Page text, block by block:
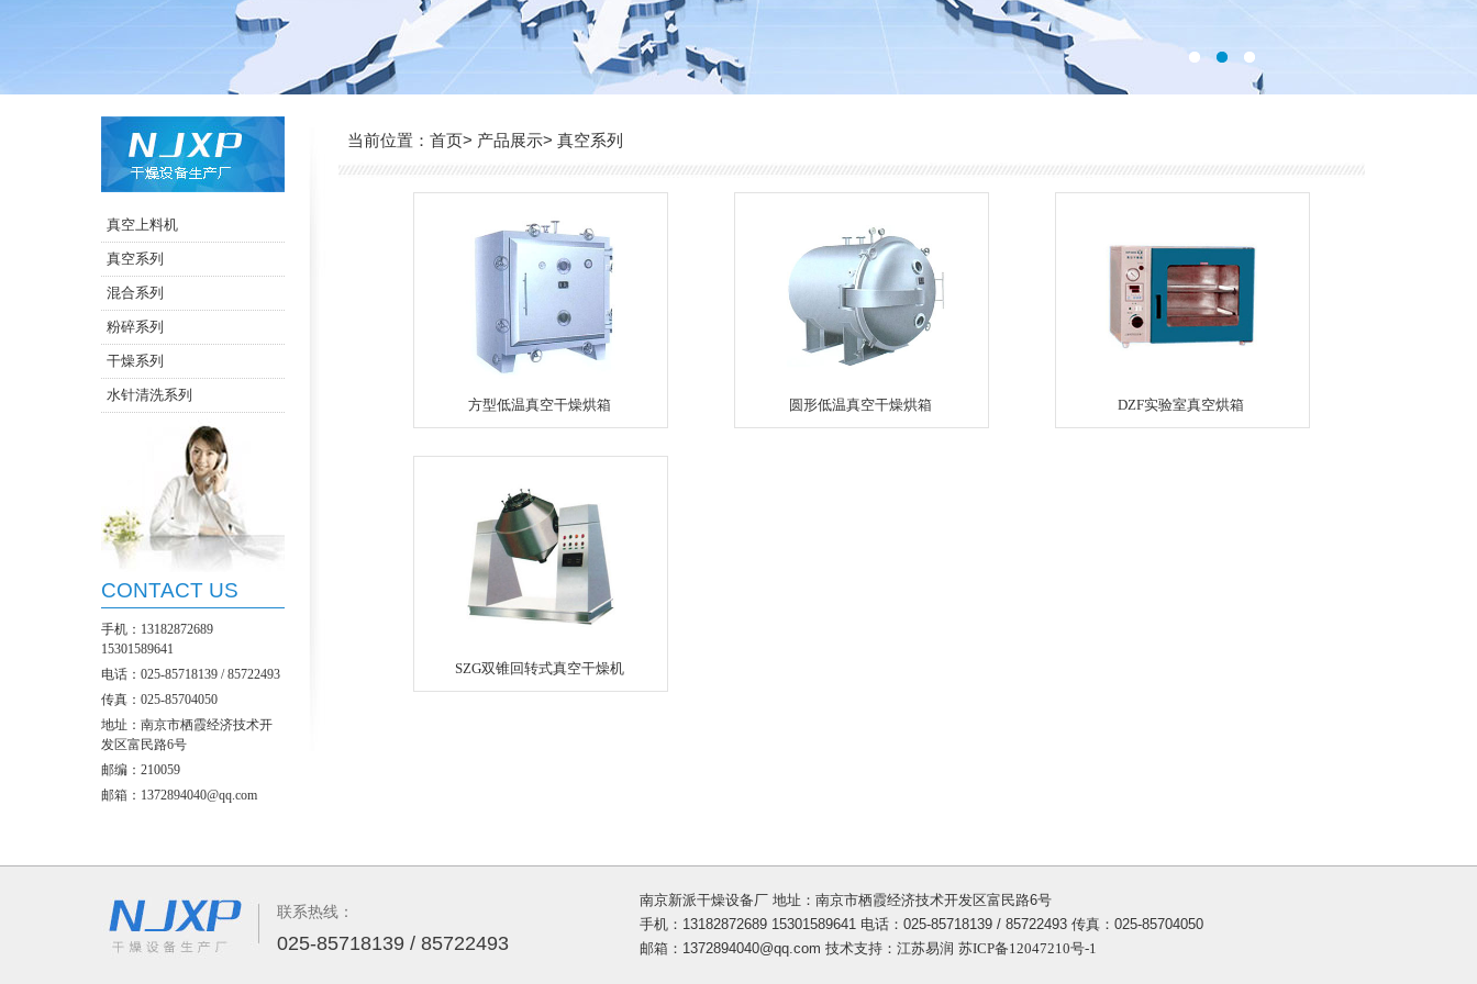
真空上料机
真空系列
混合系列
粉碎系列
干燥系列
水针清洗系列
CONTACT US
手机：13182872689
15301589641
电话：025-85718139 / 85722493
传真：025-85704050
地址：南京市栖霞经济技术开
发区富民路6号
邮编：210059
邮箱：1372894040@qq.com
当前位置： 首页> 产品展示> 真空系列
方型低温真空干燥烘箱 圆形低温真空干燥烘箱 DZF实验室真空烘箱
SZG双锥回转式真空干燥机
联系热线：
025-85718139 / 85722493
南京新派干燥设备厂 地址：南京市栖霞经济技术开发区富民路6号
手机：13182872689 15301589641 电话：025-85718139 / 85722493 传真：025-85704050
邮箱：1372894040@qq.com 技术支持： 江苏易润 苏ICP备12047210号-1